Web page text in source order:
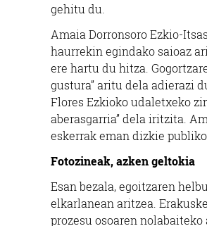
gehitu du.
Amaia Dorronsoro Ezkio-
haurrekin egindako saioaz
ere hartu du hitza.
gustura” aritu dela adierazi
Flores Ezkioko udaletxeko
aberasgarria” dela iritzita.
eskerrak eman dizkie
Fotozineak, azken geltokia
Esan bezala, egoitzaren
elkarlanean aritzea.
prozesu osoaren